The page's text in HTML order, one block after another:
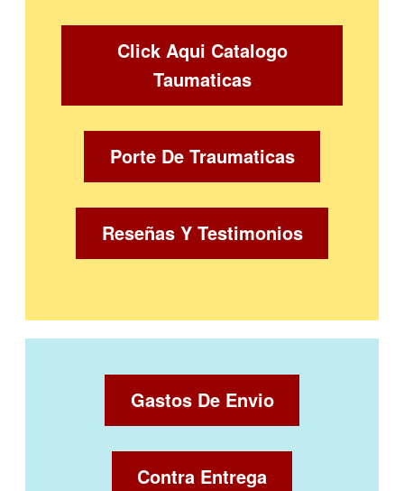
Click Aqui Catalogo
Taumaticas
Porte De Traumaticas
Reseñas Y Testimonios
Gastos De Envio
Contra Entrega